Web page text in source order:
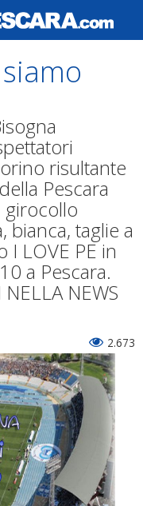
risultante
Pescara
girocollo
bianca, taglie a
I LOVE PE in
a Pescara.
NEWS
2.673